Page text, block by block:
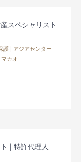
スペシャリスト
護 | アジアセンター
カオ
| 特許代理人